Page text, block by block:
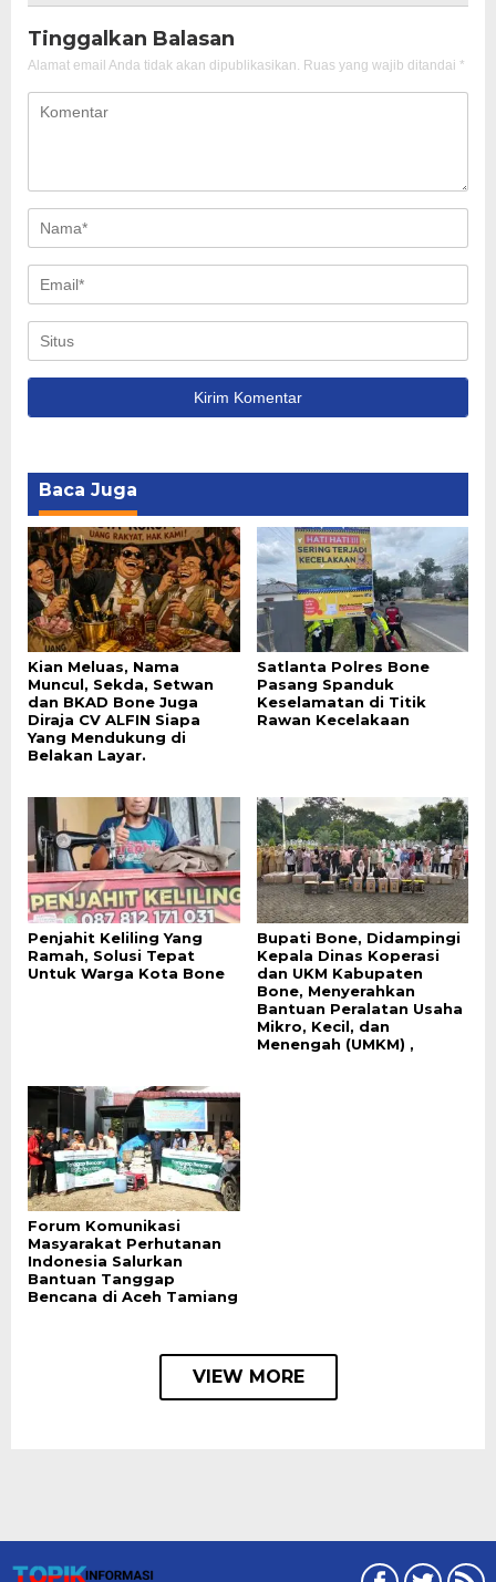
Tinggalkan Balasan
Alamat email Anda tidak akan dipublikasikan. Ruas yang wajib ditandai *
Baca Juga
Kian Meluas, Nama
Muncul, Sekda, Setwan
dan BKAD Bone Juga
Diraja CV ALFIN Siapa
Yang Mendukung di
Belakan Layar.
Satlanta Polres Bone
Pasang Spanduk
Keselamatan di Titik
Rawan Kecelakaan
Penjahit Keliling Yang
Ramah, Solusi Tepat
Untuk Warga Kota Bone
Bupati Bone, Didampingi
Kepala Dinas Koperasi
dan UKM Kabupaten
Bone, Menyerahkan
Bantuan Peralatan Usaha
Mikro, Kecil, dan
Menengah (UMKM) ,
Forum Komunikasi
Masyarakat Perhutanan
Indonesia Salurkan
Bantuan Tanggap
Bencana di Aceh Tamiang
VIEW MORE